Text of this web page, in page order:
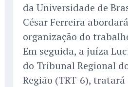
da Universidade de
César Ferreira
organização do
Em seguida, a juíza
do Tribunal Regional
Região (TRT-6), tratará